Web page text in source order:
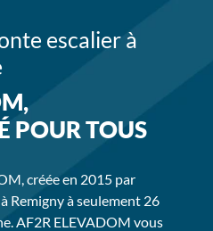
escalier à
POUR TOUS
créée en 2015 par
Remigny à seulement 26
AF2R ELEVADOM vous